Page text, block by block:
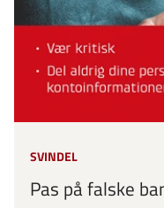
SVINDEL
Pas på falske